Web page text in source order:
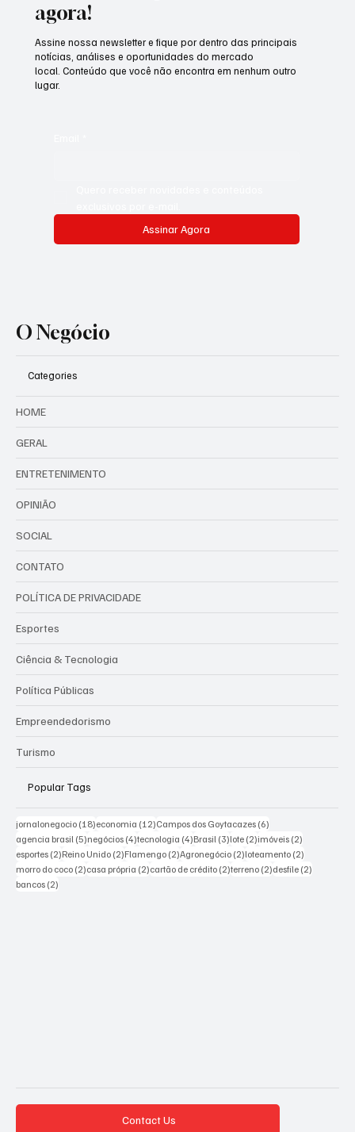
agora!
Assinar Agora
Assine nossa newsletter e fique por dentro das principais
notícias, análises e oportunidades do mercado
local. Conteúdo que você não encontra em nenhum outro
lugar.
O Negócio
Categories
HOME
GERAL
ENTRETENIMENTO
OPINIÃO
SOCIAL
CONTATO
POLÍTICA DE PRIVACIDADE
Esportes
Ciência & Tecnologia
Política Públicas
Empreendedorismo
Turismo
Popular Tags
jornalonegocio (18)18 posts
economia (12)12 posts
Campos dos Goytacazes (6)
agencia brasil (5)5 posts
negócios (4)4 posts
tecnologia (4)4 posts
Brasil (3)3 posts
lote (2)2 posts
imóveis (2)
esportes (2)2 posts
Reino Unido (2)2 posts
Flamengo (2)2 posts
Agronegócio (2)2 posts
loteamento (2)
morro do coco (2)2 posts
casa própria (2)2 posts
cartão de crédito (2)2 posts
terreno (2)2 posts
desfile (2)
bancos (2)
Contact Us